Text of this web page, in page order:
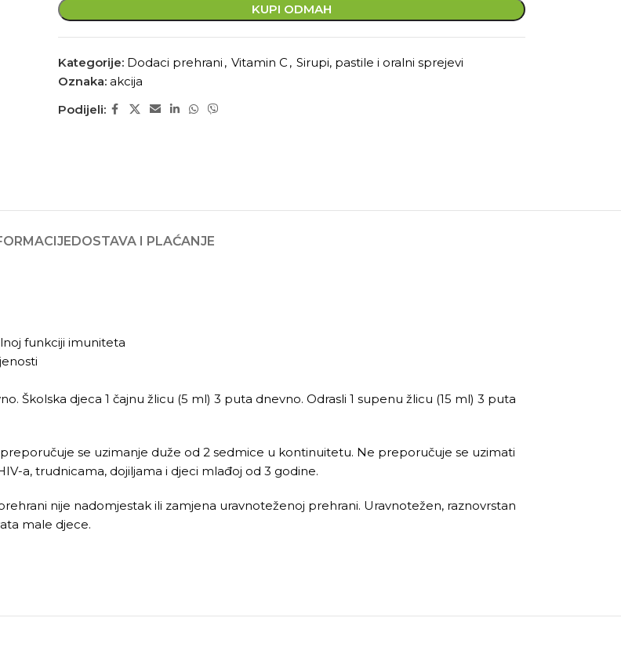
KUPI ODMAH
Kategorije: Dodaci prehrani , Vitamin C , Sirupi, pastile i oralni sprejevi
Oznaka: akcija
Podijeli:
DOSTAVA I PLAĆANJE
funkciji imuniteta
Školska djeca 1 čajnu žlicu (5 ml) 3 puta dnevno. Odrasli 1 supenu žlicu (15 ml) 3 puta
se uzimanje duže od 2 sedmice u kontinuitetu. Ne preporučuje se uzimati
a, trudnicama, dojiljama i djeci mlađoj od 3 godine.
nije nadomjestak ili zamjena uravnoteženoj prehrani. Uravnotežen, raznovrstan
male djece.